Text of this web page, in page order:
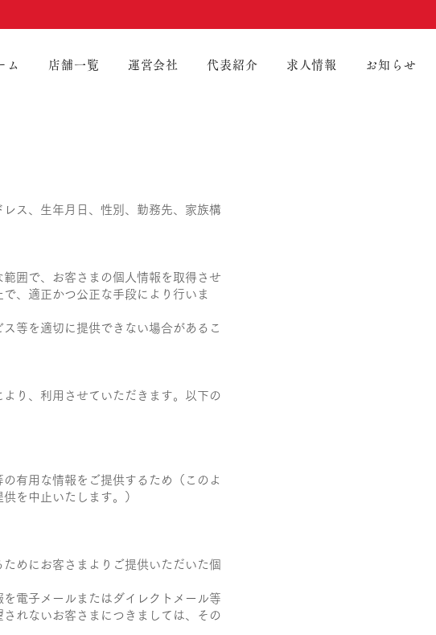
ム 店舗一覧 運営会社 代表紹介 求人情報 お知らせ
ス、生年月日、性別、勤務先、家族構
囲で、お客さまの個人情報を取得させ
、適正かつ公正な手段により行いま
等を適切に提供できない場合があるこ
り、利用させていただきます。以下の
有用な情報をご提供するため（このよ
を中止いたします。）
めにお客さまよりご提供いただいた個
電子メールまたはダイレクトメール等
れないお客さまにつきましては、その